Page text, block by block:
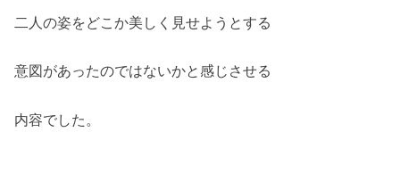
二人の姿をどこか美しく見せようとする
意図があったのではないかと感じさせる
内容でした。